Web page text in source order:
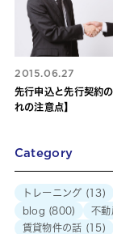
2015.06.27
先行申込と先行契約
れの注意点】
Category
トレーニング (13)
blog (800) 不動
賃貸物件の話 (15)